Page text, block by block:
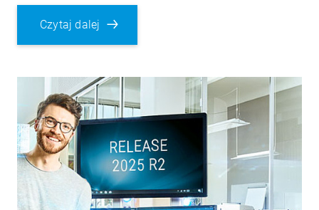
Czytaj dalej